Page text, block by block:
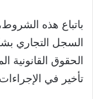
باتباع هذه
السجل التجاري
الحقوق
تأخير في